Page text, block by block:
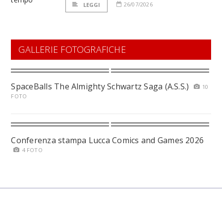
LEGGI 26/07/2026
GALLERIE FOTOGRAFICHE
SpaceBalls The Almighty Schwartz Saga (A.S.S.)
10
FOTO
Conferenza stampa Lucca Comics and Games 2026
4 FOTO